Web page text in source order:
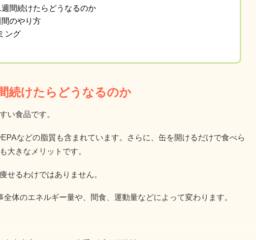
間続けたらどうなるのか
のやり方
ング
続けたらどうなるのか
い食品です。
などの脂質も含まれています。さらに、缶を開けるだけで食べら
大きなメリットです。
せるわけではありません。
体のエネルギー量や、間食、運動量などによって変わります。